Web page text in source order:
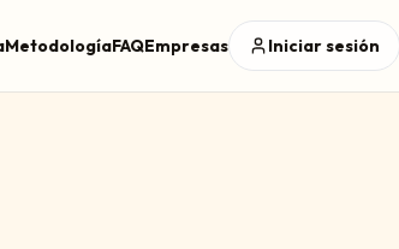
MetodologíaFAQEmpresas Iniciar sesión